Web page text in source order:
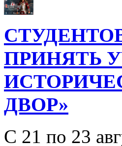
ПРИНЯТЬ
ДВОР»
С 21 по 23